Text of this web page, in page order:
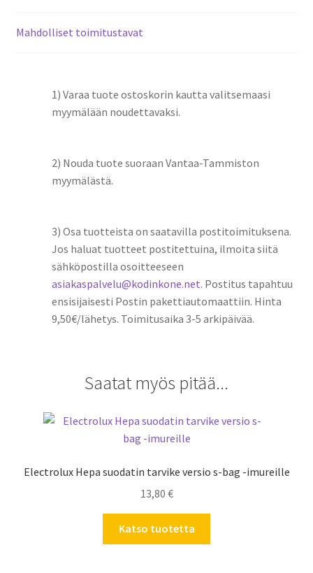
Mahdolliset toimitustavat
1) Varaa tuote ostoskorin kautta valitsemaasi
myymälään noudettavaksi.
2) Nouda tuote suoraan Vantaa-Tammiston
myymälästä.
3) Osa tuotteista on saatavilla postitoimituksena.
Jos haluat tuotteet postitettuina, ilmoita siitä
sähköpostilla osoitteeseen
asiakaspalvelu@kodinkone.net. Postitus tapahtuu
ensisijaisesti Postin pakettiautomaattiin. Hinta
9,50€/lähetys. Toimitusaika 3-5 arkipäivää.
Saatat myös pitää...
Electrolux Hepa suodatin tarvike versio s-bag -imureille
13,80 €
Katso tuotetta